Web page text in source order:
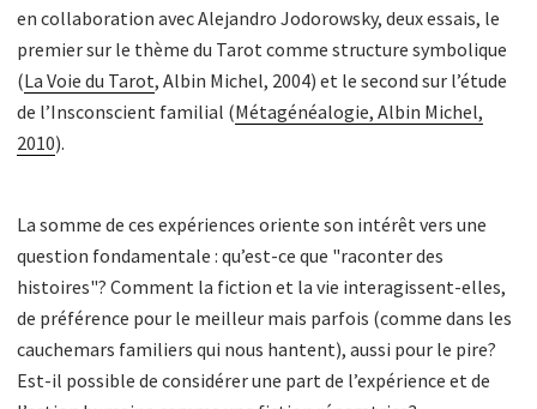
en collaboration avec Alejandro Jodorowsky, deux essais, le
premier sur le thème du Tarot comme structure symbolique
(La Voie du Tarot, Albin Michel, 2004) et le second sur l’étude
de l’Insconscient familial (Métagénéalogie, Albin Michel,
2010).
La somme de ces expériences oriente son intérêt vers une
question fondamentale : qu’est-ce que "raconter des
histoires"? Comment la fiction et la vie interagissent-elles,
de préférence pour le meilleur mais parfois (comme dans les
cauchemars familiers qui nous hantent), aussi pour le pire?
Est-il possible de considérer une part de l’expérience et de